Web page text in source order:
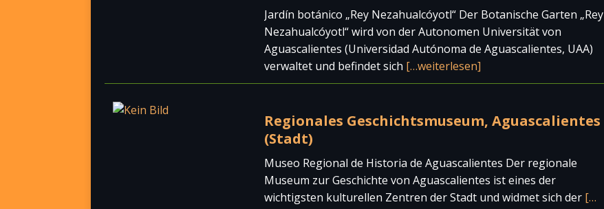
Jardín botánico „Rey Nezahualcóyotl“ Der Botanische Garten „Rey
Nezahualcóyotl“ wird von der Autonomen Universität von
Aguascalientes (Universidad Autónoma de Aguascalientes, UAA)
verwaltet und befindet sich […weiterlesen]
Regionales Geschichtsmuseum, Aguascalientes
(Stadt)
Museo Regional de Historia de Aguascalientes Der regionale
Museum zur Geschichte von Aguascalientes ist eines der
wichtigsten kulturellen Zentren der Stadt und widmet sich der […